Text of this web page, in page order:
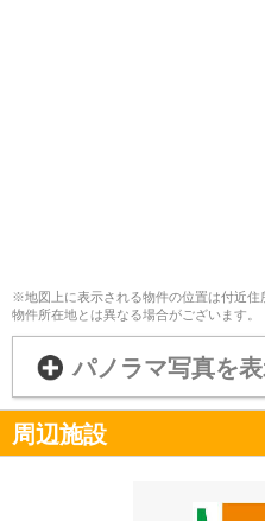
※地図上に表示される物件の位置は付近
物件所在地とは異なる場合がございます。
パノラマ写真を
周辺施設